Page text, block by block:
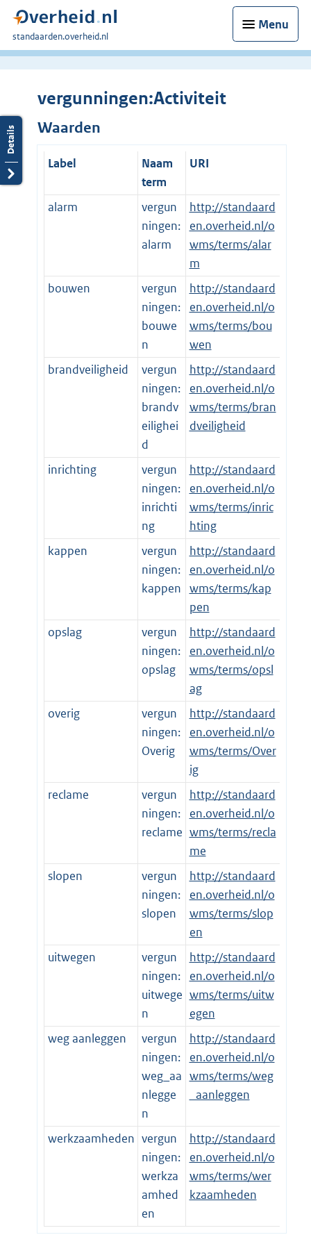
Menu
U
bent
standaarden.overheid.nl
vergunningen:Activiteit
Waarden
Label
Naam
term
URI
alarm
vergun
ningen:
alarm
http://standaard
en.overheid.nl/o
wms/terms/alar
m
bouwen
vergun
ningen:
bouwe
n
http://standaard
en.overheid.nl/o
wms/terms/bou
wen
brandveiligheid
vergun
ningen:
brandv
eilighei
d
http://standaard
en.overheid.nl/o
wms/terms/bran
dveiligheid
inrichting
vergun
ningen:
inrichti
ng
http://standaard
en.overheid.nl/o
wms/terms/inric
hting
kappen
vergun
ningen:
kappen
http://standaard
en.overheid.nl/o
wms/terms/kap
pen
opslag
vergun
ningen:
opslag
http://standaard
en.overheid.nl/o
wms/terms/opsl
ag
overig
vergun
ningen:
Overig
http://standaard
en.overheid.nl/o
wms/terms/Over
ig
reclame
vergun
ningen:
reclame
http://standaard
en.overheid.nl/o
wms/terms/recla
me
slopen
vergun
ningen:
slopen
http://standaard
en.overheid.nl/o
wms/terms/slop
en
uitwegen
vergun
ningen:
uitwege
n
http://standaard
en.overheid.nl/o
wms/terms/uitw
egen
weg aanleggen
vergun
ningen:
weg_aa
nlegge
n
http://standaard
en.overheid.nl/o
wms/terms/weg
_aanleggen
werkzaamheden vergun
ningen:
werkza
amhed
en
http://standaard
en.overheid.nl/o
wms/terms/wer
kzaamheden